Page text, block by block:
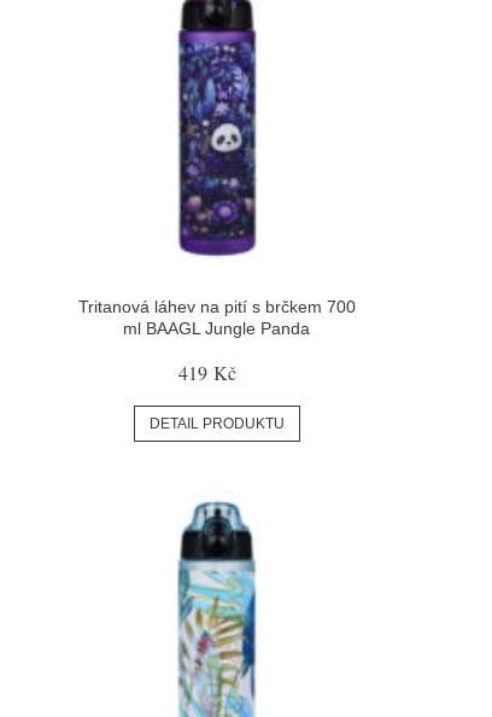
Tritanová láhev na pití s brčkem 700
ml BAAGL Jungle Panda
419 Kč
DETAIL PRODUKTU